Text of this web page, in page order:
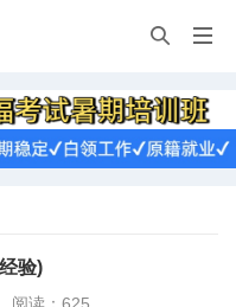


验)
阅读：625